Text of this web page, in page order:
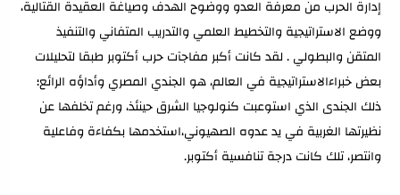
إدارة الحرب من معرفة العدو ووضوح الهدف وصياغة العقيدة القتالية،
ووضع الاستراتيجية والتخطيط العلمي والتدريب المتفاني والتنفيذ
المتقن والبطولي . لقد كانت أكبر مفاجآت حرب أكتوبر طبقا لتحليلات
بعض خبراءالاستراتيجية في العالم، هو الجندي المصري وأداؤه الرائع؛
ذلك الجندى الذي استوعبت كنولوجيا الشرق حينئذ، ورغم تخلفها عن
نظيرتها الغربية في يد عدوه الصهيوني،استخدمها بكفاءة وفاعلية
وانتصر، تلك كانت درجة تنافسية أكتوبر.